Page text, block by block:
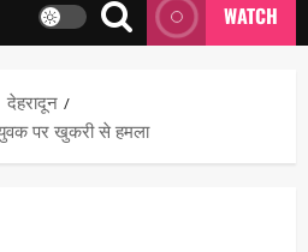
WATCH
देहरादून
पर खुकरी से हमला